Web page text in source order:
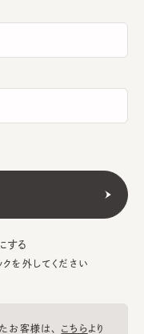
する
を外してください
お客様は、 こちらより